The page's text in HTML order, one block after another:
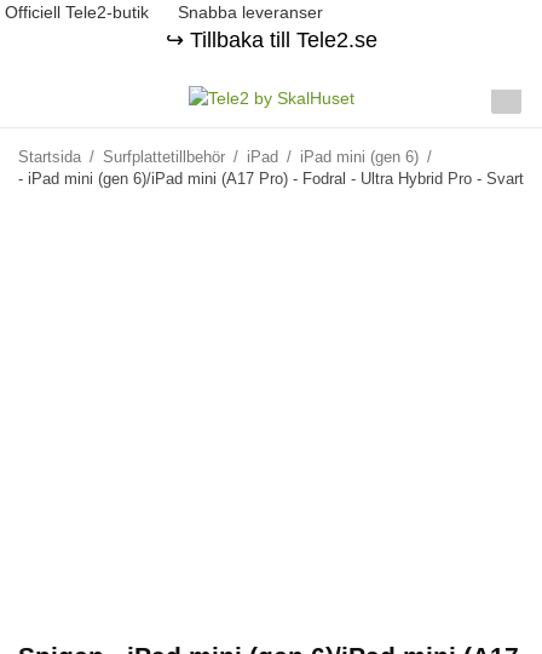
Officiell Tele2-butik Snabba leveranser
↪️ Tillbaka till Tele2.se
Startsida / Surfplattetillbehör / iPad / iPad mini (gen 6) /
- iPad mini (gen 6)/iPad mini (A17 Pro) - Fodral - Ultra Hybrid Pro - Svart